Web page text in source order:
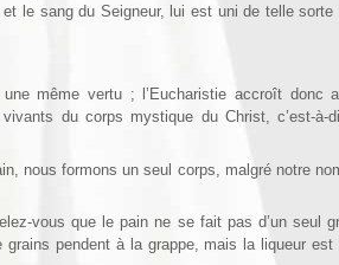
le sang du Seigneur, lui est uni de telle
une même vertu ; l’Eucharistie accroît donc
du corps mystique du Christ, c’est-
formons un seul corps, malgré notre
vous que le pain ne se fait pas d’un seul
grains pen­dent à la grappe, mais la liqueur